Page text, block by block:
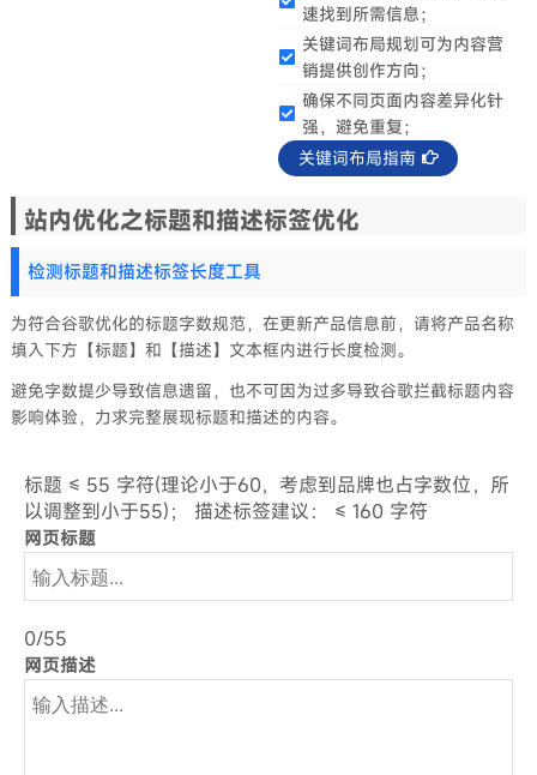
速找到所需信息；
关键词布局规划可为内容营
销提供创作方向；
确保不同页面内容差异化针
强，避免重复；
关键词布局指南
站内优化之标题和描述标签优化
检测标题和描述标签长度工具
为符合谷歌优化的标题字数规范，在更新产品信息前，请将产品名称
填入下方【标题】和【描述】文本框内进行长度检测。
避免字数提少导致信息遗留，也不可因为过多导致谷歌拦截标题内容
影响体验，力求完整展现标题和描述的内容。
标题 ≤ 55 字符(理论小于60，考虑到品牌也占字数位，所
以调整到小于55)； 描述标签建议： ≤ 160 字符
网页标题
0/55
网页描述